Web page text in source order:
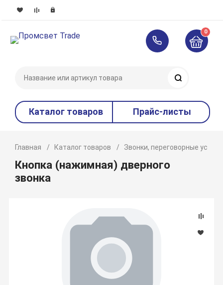
0
Каталог товаров Прайс-листы
Главная Каталог товаров Звонки, переговорные
Кнопка (нажимная) дверного
звонка